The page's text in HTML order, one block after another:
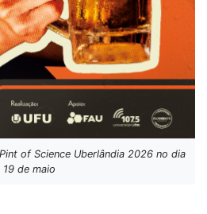
of Science Uberlândia 2026 no dia
19 de maio